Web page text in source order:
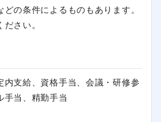
の条件によるものもあります。
さい。
内支給、資格手当、会議・研修参
手当、精勤手当